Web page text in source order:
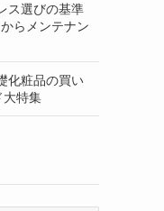
ス選びの基準
らメンテナン
化粧品の買い
大特集